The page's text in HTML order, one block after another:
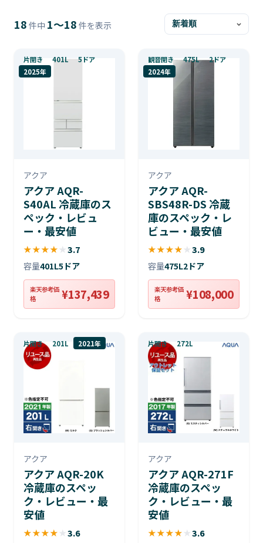
18 件中 1〜18 件を表示
片開き 401L
5ドア
2025年
アクア
アクア AQR-
S40AL 冷蔵庫のス
ペック・レビュ
ー・最安値
★★★★ ★ 3.7
容量401L5ドア
楽天参考価
格
¥137,439
観音開き 475L
2ドア
2024年
アクア
アクア AQR-
SBS48R-DS 冷蔵
庫のスペック・レ
ビュー・最安値
★★★★ ★ 3.9
容量475L2ドア
楽天参考価
格
¥108,000
片開き 201L 2021年
アクア
アクア AQR-20K
冷蔵庫のスペッ
ク・レビュー・最
安値
★★★★ ★ 3.6
片開き 272L
アクア
アクア AQR-271F
冷蔵庫のスペッ
ク・レビュー・最
安値
★★★★ ★ 3.6